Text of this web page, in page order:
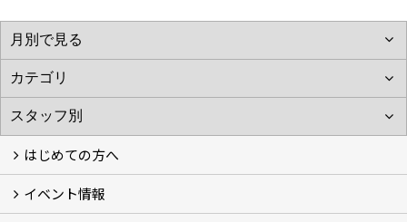
はじめての方へ
フォトギャラリー
性能について
自然素材のお家
オーナー様のおうち訪問
イベント情報